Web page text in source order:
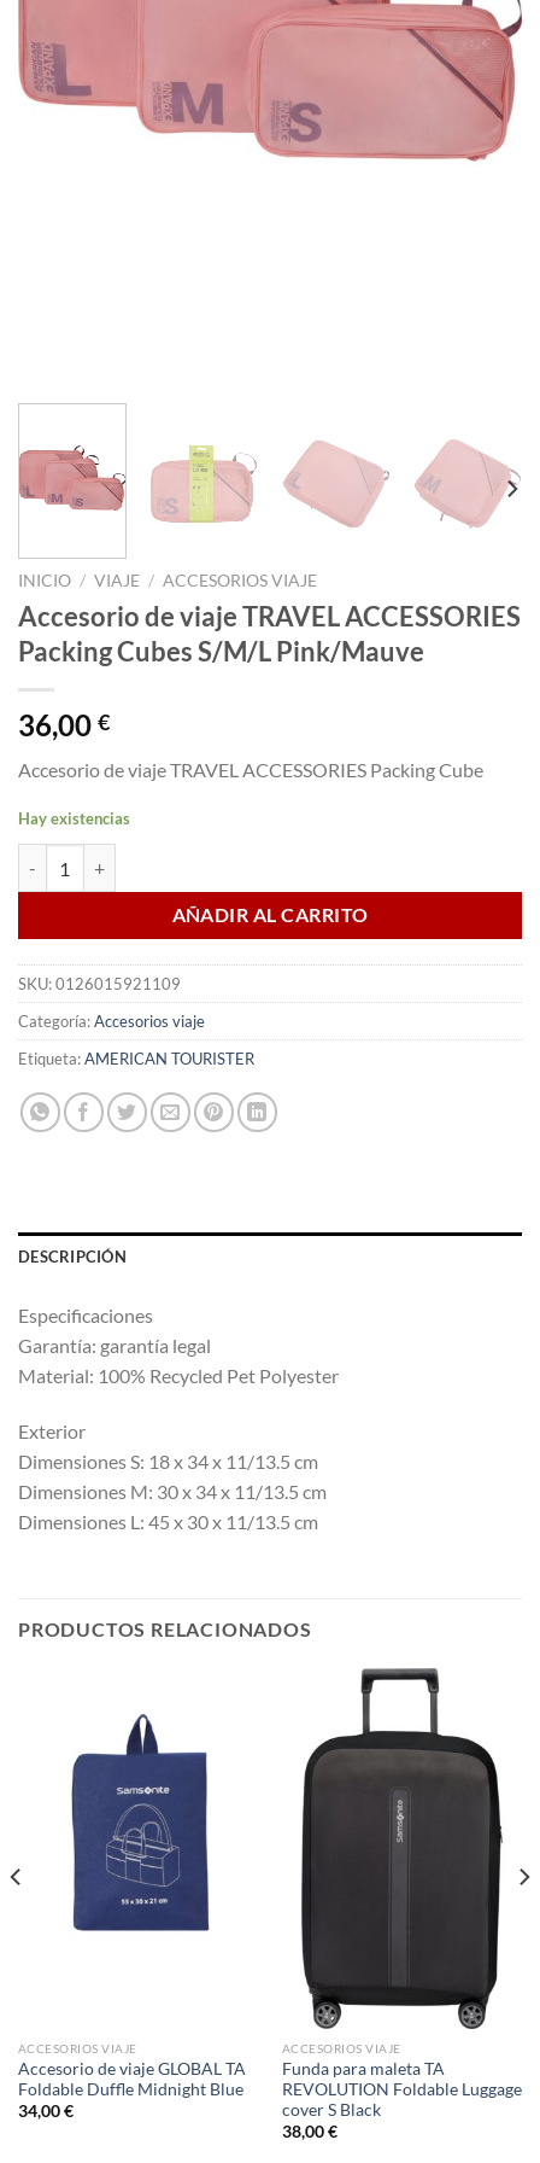
INICIO / VIAJE / ACCESORIOS VIAJE
Accesorio de viaje TRAVEL ACCESSORIES
Packing Cubes S/M/L Pink/Mauve
36,00 €
Accesorio de viaje TRAVEL ACCESSORIES Packing Cube
Hay existencias
AÑADIR AL CARRITO
SKU:0126015921109
Categoría:Accesorios viaje
Etiqueta:AMERICAN TOURISTER
DESCRIPCIÓN
Especificaciones
Garantía: garantía legal
Material: 100% Recycled Pet Polyester
Exterior
Dimensiones S: 18 x 34 x 11/13.5 cm
Dimensiones M: 30 x 34 x 11/13.5 cm
Dimensiones L: 45 x 30 x 11/13.5 cm
PRODUCTOS RELACIONADOS
ACCESORIOS VIAJE
Accesorio de viaje GLOBAL TA
Foldable Duffle Midnight Blue
34,00€
ACCESORIOS VIAJE
Funda para maleta TA
REVOLUTION Foldable Luggage
cover S Black
38,00€